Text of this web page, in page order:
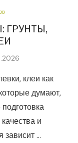
ГРУНТЫ,
клеи как
думают,
и
зависит …